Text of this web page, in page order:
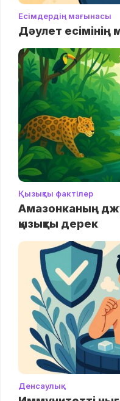
Есімдердің мағынасы
Дәулет есімінің
Қызықты фактілер
Амазонканың
қызықты дерек
Денсаулық